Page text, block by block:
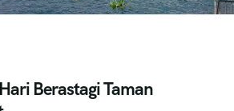
Berastagi Taman